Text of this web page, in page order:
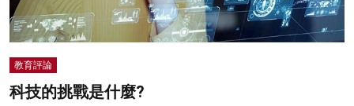
教育評論
科技的挑戰是什麼?